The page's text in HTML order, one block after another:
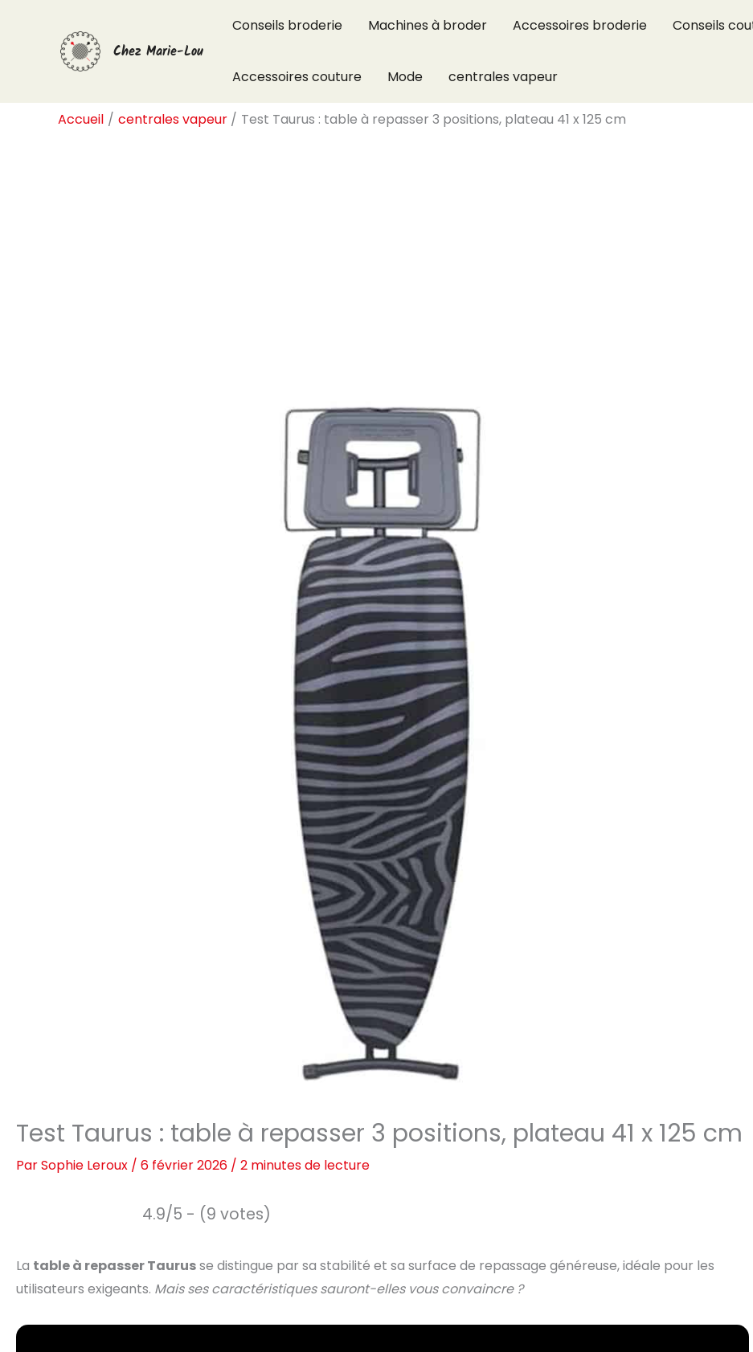
Chez Marie-Lou
Conseils broderie Machines à broder Accessoires broderie Conseils
Accessoires couture Mode centrales vapeur
Accueil centrales vapeur Test Taurus : table à repasser 3 positions, plateau 41 x 125 cm
Test Taurus : table à repasser 3 positions, plateau 41 x 125 cm
ParSophie Leroux / 6 février 2026 / 2 minutes de lecture
4.9/5 - (9 votes)
La table à repasser Taurusse distingue par sa stabilité et sa surface de repassage généreuse, idéale pour les
utilisateurs exigeants. Mais ses caractéristiques sauront-elles vous convaincre ?